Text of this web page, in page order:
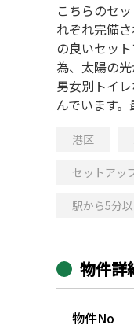
こちらのセ
れぞれ完備
の良いセッ
為、太陽の
男女別トイ
んでいます
港区
セットアッ
駅から5分
物件詳
物件No